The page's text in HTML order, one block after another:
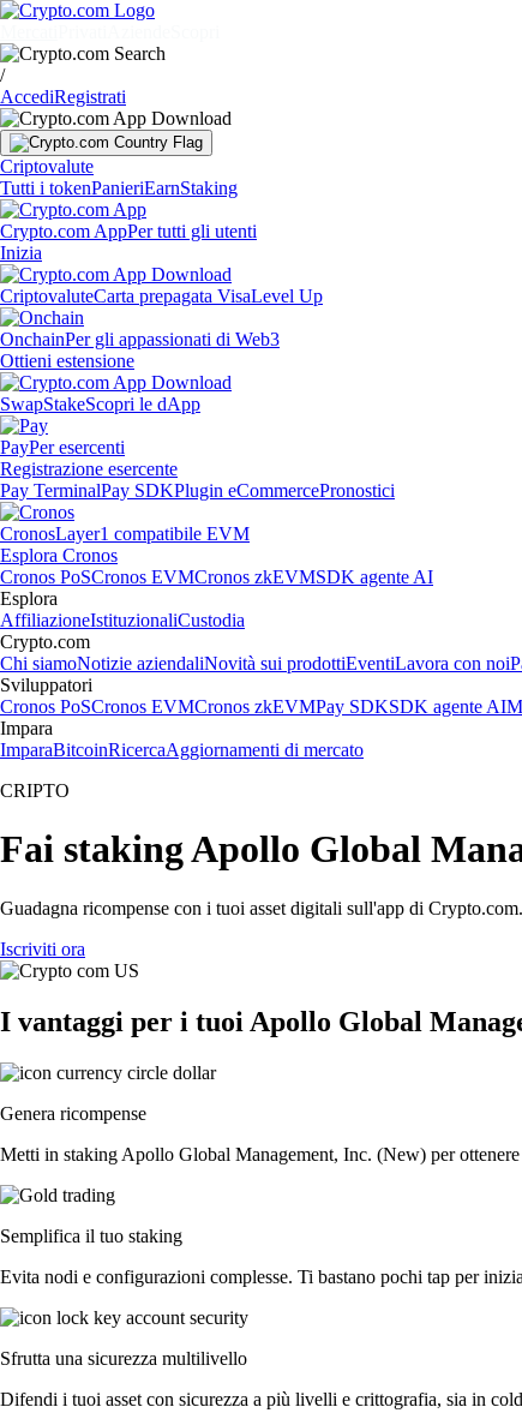
/
AccediRegistrati
Criptovalute
Tutti i tokenPanieriEarnStaking
Crypto.com AppPer tutti gli utenti
Inizia
CriptovaluteCarta prepagata VisaLevel Up
OnchainPer gli appassionati di Web3
Ottieni estensione
SwapStakeScopri le dApp
PayPer esercenti
Registrazione esercente
Pay TerminalPay SDKPlugin eCommercePronostici
CronosLayer1 compatibile EVM
Esplora Cronos
Cronos PoSCronos EVMCronos zkEVMSDK agente AI
Esplora
AffiliazioneIstituzionaliCustodia
Crypto.com
Chi siamoNotizie aziendaliNovità sui prodottiEventiLavora con noi
Sviluppatori
Cronos PoSCronos EVMCronos zkEVMPay SDKSDK agente AI
Impara
ImparaBitcoinRicercaAggiornamenti di mercato
CRIPTO
Fai staking Apollo Global
Guadagna ricompense con i tuoi asset digitali sull'app di
Iscriviti ora
I vantaggi per i tuoi Apollo Global
Genera ricompense
Metti in staking Apollo Global Management, Inc. (New) per
Semplifica il tuo staking
Evita nodi e configurazioni complesse. Ti bastano pochi tap per
Sfrutta una sicurezza multilivello
Difendi i tuoi asset con sicurezza a più livelli e crittografia, sia in